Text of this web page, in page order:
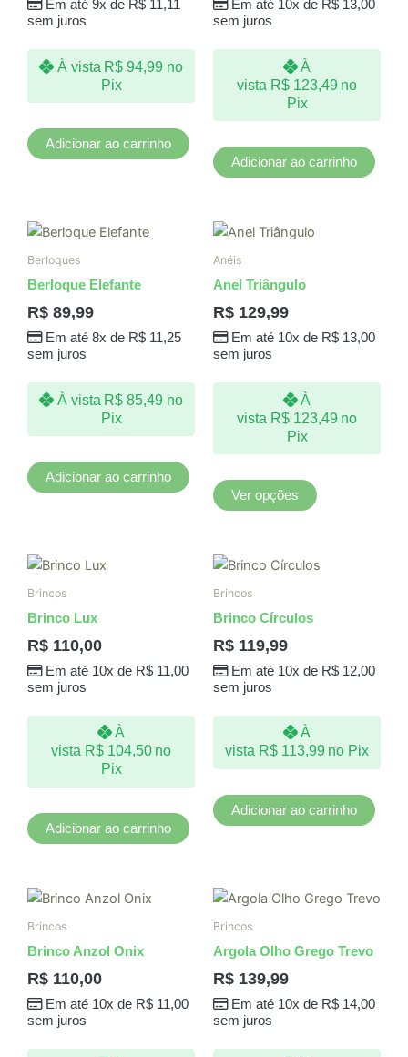
Em até 9x de R$11,11
sem juros
À vista R$ 94,99 no
Pix
Adicionar ao carrinho
Em até 10x de R$13,00
sem juros
À
vista R$123,49 no
Pix
Adicionar ao carrinho
Berloques
Berloque Elefante
R$ 89,99
Em até 8x de R$11,25
sem juros
À vista R$ 85,49 no
Pix
Adicionar ao carrinho
Anéis
Anel Triângulo
R$ 129,99
Em até 10x de R$13,00
sem juros
À
vista R$123,49 no
Pix
Ver opções
As
podem
escolhidas
do
Brincos
Brinco Lux
R$ 110,00
Em até 10x de R$11,00
sem juros
À
vista R$104,50 no
Pix
Adicionar ao carrinho
Brincos
Brinco Círculos
R$ 119,99
Em até 10x de R$12,00
sem juros
À
vista R$113,99 no Pix
Adicionar ao carrinho
Brincos
Brinco Anzol Onix
R$ 110,00
Em até 10x de R$11,00
sem juros
Brincos
Argola Olho Grego Trevo
R$ 139,99
Em até 10x de R$14,00
sem juros